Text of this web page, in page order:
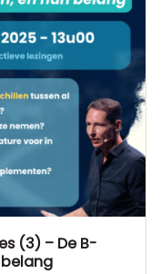
(3) – De B-